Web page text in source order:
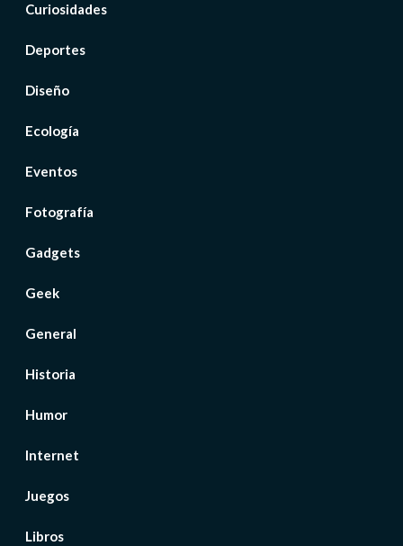
Curiosidades
Deportes
Diseño
Ecología
Eventos
Fotografía
Gadgets
Geek
General
Historia
Humor
Internet
Juegos
Libros